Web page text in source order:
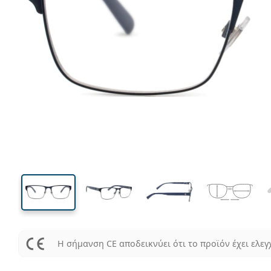
Μήκος σκελετού
38 mm
Ύψος φακού Μήκος φακού
Μήκος
Η σήμανση CE αποδεικνύει ότι το προϊόν έχει